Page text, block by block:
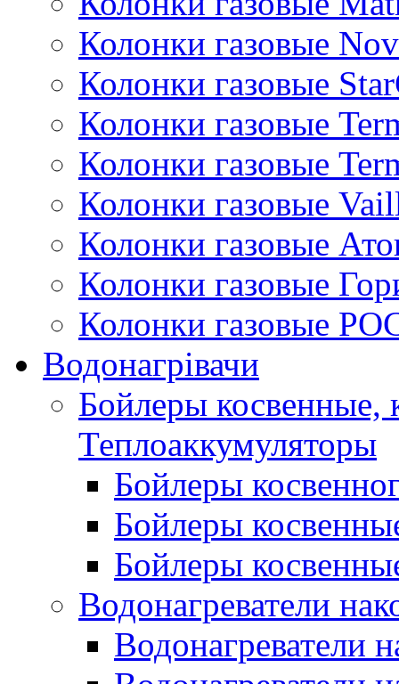
Колонки газовые
Колонки газовые
Колонки газовые
Колонки газовые
Колонки газовые
Колонки газовые
Колонки газовые
Колонки газовые
Водонагрівачи
Бойлеры косвенные,
Теплоаккумуляторы
Бойлеры
Бойлеры
Бойлеры
Водонагреватели
Водонагреватели